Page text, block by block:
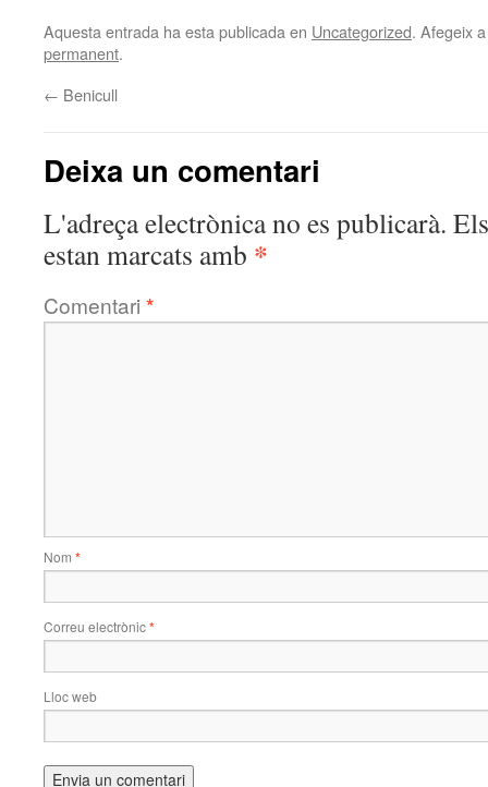
Aquesta entrada ha esta publicada en Uncategorized. Afegeix
permanent.
← Benicull
Deixa un comentari
L'adreça electrònica no es publicarà.
estan marcats amb *
Comentari *
Nom *
Correu electrònic*
Lloc web